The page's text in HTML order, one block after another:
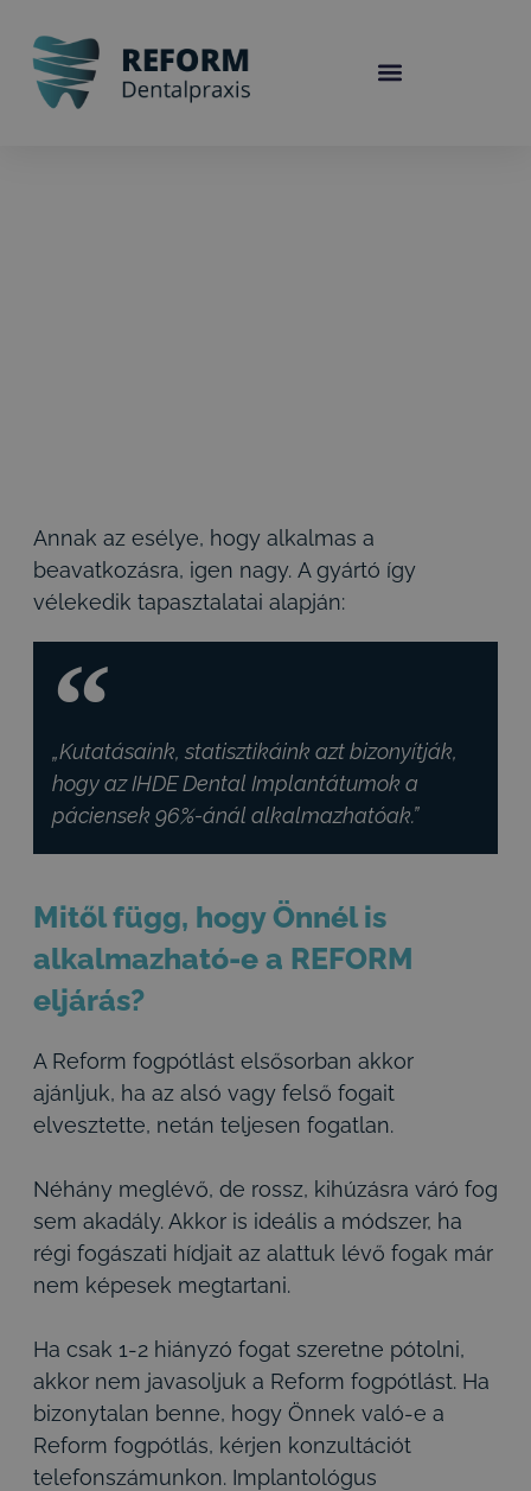
Annak az esélye, hogy alkalmas a
beavatkozásra, igen nagy. A gyártó így
vélekedik tapasztalatai alapján:
„Kutatásaink, statisztikáink azt bizonyítják,
hogy az IHDE Dental Implantátumok a
páciensek 96%-ánál alkalmazhatóak.”
Mitől függ, hogy Önnél is
alkalmazható-e a REFORM
eljárás?
A Reform fogpótlást elsősorban akkor
ajánljuk, ha az alsó vagy felső fogait
elvesztette, netán teljesen fogatlan.
Néhány meglévő, de rossz, kihúzásra váró fog
sem akadály. Akkor is ideális a módszer, ha
régi fogászati hídjait az alattuk lévő fogak már
nem képesek megtartani.
Ha csak 1-2 hiányzó fogat szeretne pótolni,
akkor nem javasoljuk a Reform fogpótlást. Ha
bizonytalan benne, hogy Önnek való-e a
Reform fogpótlás, kérjen konzultációt
telefonszámunkon. Implantológus